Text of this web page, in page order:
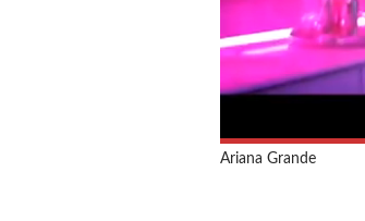
Ariana Grande